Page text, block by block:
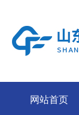
网站首页